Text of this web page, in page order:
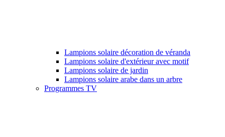
Lampions solaire décoration de véranda
Lampions solaire d'extérieur avec motif
Lampions solaire de jardin
Lampions solaire arabe dans un arbre
Programmes TV